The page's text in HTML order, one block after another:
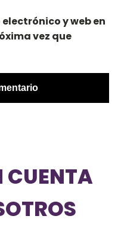
y web en
vez que
CUENTA